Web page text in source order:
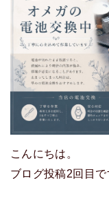
こんにちは。
ブログ投稿2回目で